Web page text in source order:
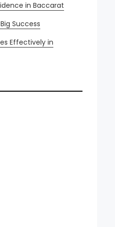
in Baccarat
Success
Effectively in